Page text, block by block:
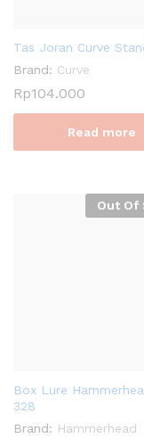
Tas Joran Curve
Brand: Curve
Rp104.000
Read more
Out Of
Box Lure
328
Brand: Hammerhead